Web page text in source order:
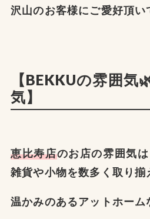
沢山のお客様にご愛好頂い
【BEKKUの雰囲気
気】
恵比寿店のお店の雰囲気
雑貨や小物を数多く取り揃
温かみのあるアットホー